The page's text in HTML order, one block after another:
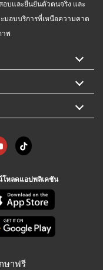
อบและยืนยันตัวตนจริง และ
มอบบริการที่เหนือความคาด
พ
หลดแอปพลิเคชัน
ษาฟรี